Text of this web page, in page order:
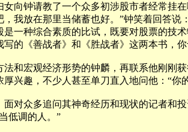
钟请教了一个众多初涉股市者经常挂在
我放在那里当储蓄也好。”钟笑着回答说
一种综合素质的比试，既要对股票的技术
的《善战者》和《胜战者》这两本书，
宏观经济形势的钟麟，再联系他刚刚获
兴趣，不少人甚至单刀直入地问他：“你
众多追问其神奇经历和现状的记者和投
低调的人。”